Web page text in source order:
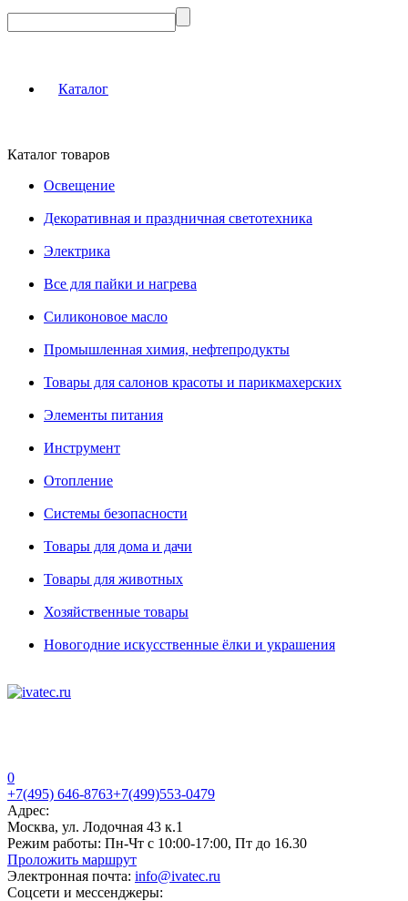
Каталог
Каталог товаров
Освещение
Декоративная и праздничная светотехника
Электрика
Все для пайки и нагрева
Силиконовое масло
Промышленная химия, нефтепродукты
Товары для салонов красоты и парикмахерских
Элементы питания
Инструмент
Отопление
Системы безопасности
Товары для дома и дачи
Товары для животных
Хозяйственные товары
Новогодние искусственные ёлки и украшения
0
+7(495) 646-8763+7(499)553-0479
Адрес:
Москва, ул. Лодочная 43 к.1
Режим работы: Пн-Чт с 10:00-17:00, Пт до 16.30
Проложить маршрут
Электронная почта: info@ivatec.ru
Соцсети и мессенджеры: